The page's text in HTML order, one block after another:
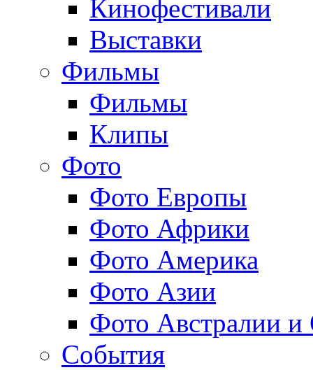
Кинофестивали
Выставки
Фильмы
Фильмы
Клипы
Фото
Фото Европы
Фото Африки
Фото Америка
Фото Азии
Фото Австралии и
События